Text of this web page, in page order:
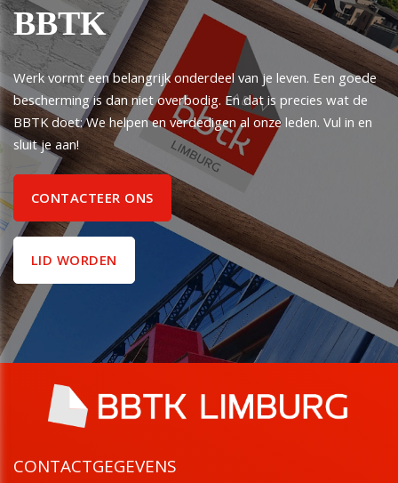
BBTK
Werk vormt een belangrijk onderdeel van je leven. Een goede
bescherming is dan niet overbodig. En dat is precies wat de
BBTK doet: We helpen en verdedigen al onze leden. Vul in en
sluit je aan!
CONTACTEER ONS
LID WORDEN
CONTACTGEGEVENS